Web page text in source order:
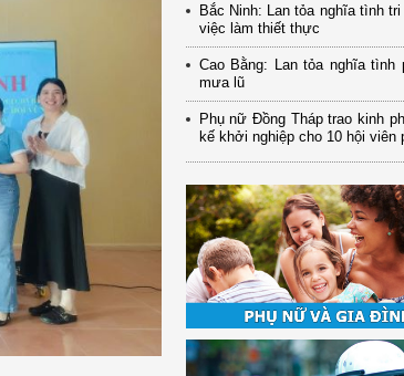
Bắc Ninh: Lan tỏa nghĩa tình
việc làm thiết thực
Cao Bằng: Lan tỏa nghĩa tình
mưa lũ
Phụ nữ Đồng Tháp trao kinh
kế khởi nghiệp cho 10 hội viên